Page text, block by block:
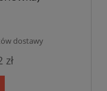
dostawy
zł